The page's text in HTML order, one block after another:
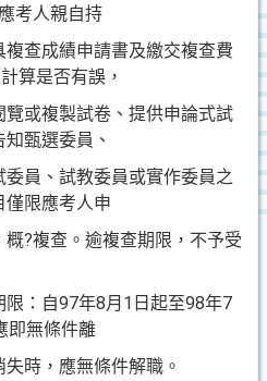
考人親自持
查成績申請書及繳交複查費
算是否有誤，
或複製試卷、提供申論式試
甄選委員、
員、試教委員或實作委員之
僅限應考人申
?複查。逾複查期限，不予受
限：自97年8月 1 日 起至98年7
即無條件離
時，應無條件解職。